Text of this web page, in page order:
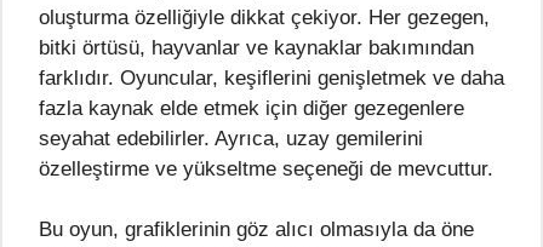
oluşturma özelliğiyle dikkat çekiyor. Her gezegen,
bitki örtüsü, hayvanlar ve kaynaklar bakımından
farklıdır. Oyuncular, keşiflerini genişletmek ve daha
fazla kaynak elde etmek için diğer gezegenlere
seyahat edebilirler. Ayrıca, uzay gemilerini
özelleştirme ve yükseltme seçeneği de mevcuttur.
Bu oyun, grafiklerinin göz alıcı olmasıyla da öne